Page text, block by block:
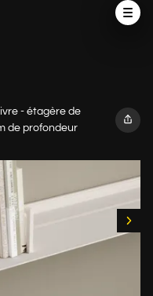
- étagère de
de profondeur